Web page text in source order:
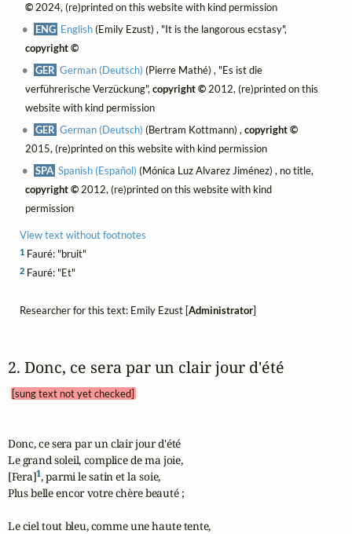
©2024, (re)printed on this website with kind permission
ENG English(Emily Ezust) , "It is the langorous ecstasy",
copyright ©
GER German (Deutsch) (Pierre Mathé) , "Es ist die
verführerische Verzückung", copyright ©2012, (re)printed on this
website with kind permission
GER German (Deutsch) (Bertram Kottmann) ,copyright ©
2015, (re)printed on this website with kind permission
SPA Spanish (Español) (Mónica Luz Alvarez Jiménez) , no title,
copyright ©2012, (re)printed on this website with kind
permission
View text without footnotes
1Fauré: "bruit"
2Fauré: "Et"
Researcher for this text: Emily Ezust [Administrator]
2. Donc, ce sera par un clair jour d'été
[sung text not yet checked]
Donc, ce sera par un clair jour d'été
Le grand soleil, complice de ma joie,
[Fera]1, parmi le satin et la soie,
Plus belle encor votre chère beauté ;
Le ciel tout bleu, comme une haute tente,